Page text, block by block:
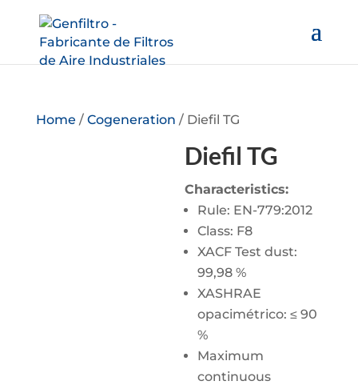
Home / Cogeneration / Diefil TG
Diefil TG
Characteristics:
Rule: EN-779:2012
Class: F8
XACF Test dust:
99,98 %
XASHRAE
opacimétrico: ≤ 90
%
Maximum
continuous